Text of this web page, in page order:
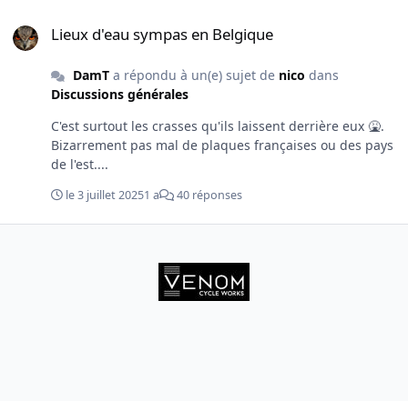
Lieux d'eau sympas en Belgique
DamTa répondu à un(e) sujet de nico dans
Discussions générales
C'est surtout les crasses qu'ils laissent derrière eux 🤮.
Bizarrement pas mal de plaques françaises ou des pays
de l'est....
le 3 juillet 20251 a 40 réponses